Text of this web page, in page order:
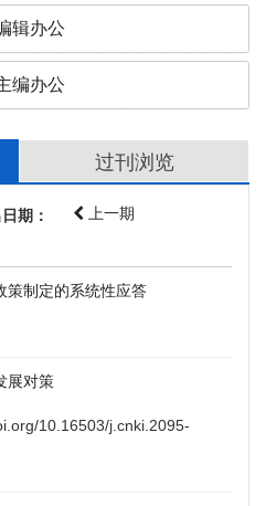
辑办公
编办公
过刊浏览
期：
上一期
策制定的系统性应答
展对策
10.16503/j.cnki.2095-